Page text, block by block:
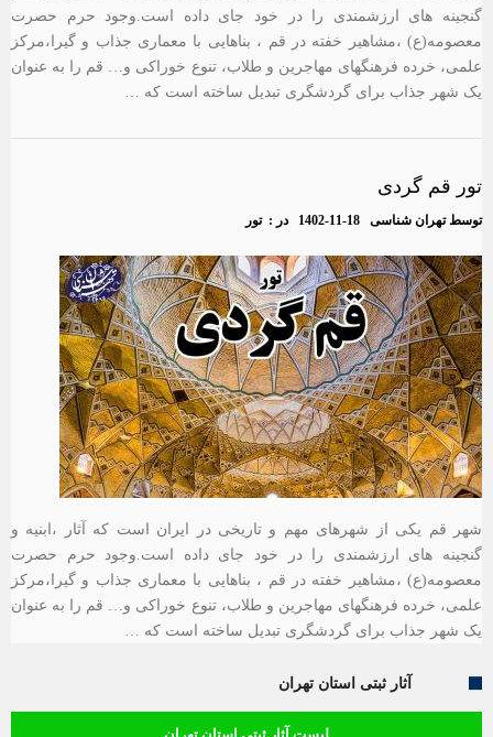
گنجینه های ارزشمندی را در خود جای داده است.وجود حرم حصرت
معصومه(ع) ،مشاهیر خفته در قم ، بناهایی با معماری جذاب و گیرا،مرکز
علمی، خرده فرهنگهای مهاجرین و طلاب، تنوع خوراکی و… قم را به عنوان
یک شهر جذاب برای گردشگری تبدیل ساخته است که …
تور قم گردی
توسطتهران شناسی 1402-11-18 در :تور
شهر قم یکی از شهرهای مهم و تاریخی در ایران است که آثار ،ابنیه و
گنجینه های ارزشمندی را در خود جای داده است.وجود حرم حصرت
معصومه(ع) ،مشاهیر خفته در قم ، بناهایی با معماری جذاب و گیرا،مرکز
علمی، خرده فرهنگهای مهاجرین و طلاب، تنوع خوراکی و… قم را به عنوان
یک شهر جذاب برای گردشگری تبدیل ساخته است که …
آثار ثبتی استان تهران